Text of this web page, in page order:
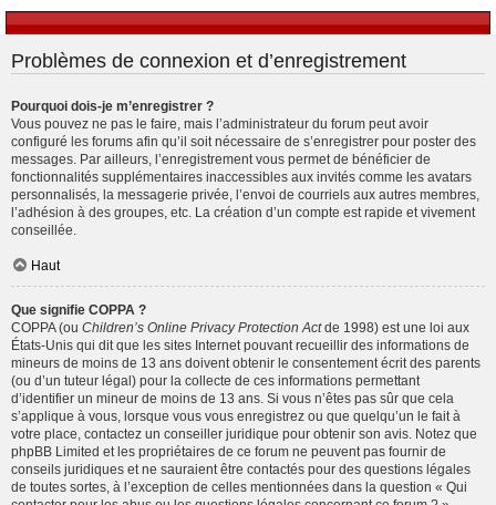
Problèmes de connexion et d’enregistrement
Pourquoi dois-je m’enregistrer ?
Vous pouvez ne pas le faire, mais l’administrateur du forum peut avoir
configuré les forums afin qu’il soit nécessaire de s’enregistrer pour poster des
messages. Par ailleurs, l’enregistrement vous permet de bénéficier de
fonctionnalités supplémentaires inaccessibles aux invités comme les avatars
personnalisés, la messagerie privée, l’envoi de courriels aux autres membres,
l’adhésion à des groupes, etc. La création d’un compte est rapide et vivement
conseillée.
Haut
Que signifie COPPA ?
COPPA (ou Children’s Online Privacy Protection Actde 1998) est une loi aux
États-Unis qui dit que les sites Internet pouvant recueillir des informations de
mineurs de moins de 13 ans doivent obtenir le consentement écrit des parents
(ou d’un tuteur légal) pour la collecte de ces informations permettant
d’identifier un mineur de moins de 13 ans. Si vous n’êtes pas sûr que cela
s’applique à vous, lorsque vous vous enregistrez ou que quelqu’un le fait à
votre place, contactez un conseiller juridique pour obtenir son avis. Notez que
phpBB Limited et les propriétaires de ce forum ne peuvent pas fournir de
conseils juridiques et ne sauraient être contactés pour des questions légales
de toutes sortes, à l’exception de celles mentionnées dans la question « Qui